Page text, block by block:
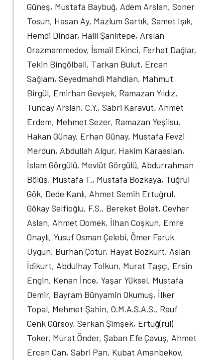
Güneş, Mustafa Baybuğ, Adem Arslan, Soner
Tosun, Hasan Ay, Mazlum Sartık, Samet Işık,
Hemdi Dindar, Halil Şanlıtepe, Arslan
Orazmammedov, İsmail Ekinci, Ferhat Dağlar,
Tekin Bingölbali, Tarkan Bulut, Ercan
Sağlam, Seyedmahdi Mahdian, Mahmut
Birgül, Emirhan Gevşek, Ramazan Yıldız,
Tuncay Arslan, C.Y., Sabri Karavut, Ahmet
Erdem, Mehmet Sezer, Ramazan Yeşilsu,
Hakan Günay, Erhan Günay, Mustafa Fevzi
Merdun, Abdullah Algur, Hakim Karaaslan,
İslam Görgülü, Mevlüt Görgülü, Abdurrahman
Bölüş, Mustafa T., Mustafa Bozkaya, Tuğrul
Gök, Dede Kanlı, Ahmet Semih Ertuğrul,
Gökay Selfioğlu, F.S., Bereket Bolat, Cevher
Aslan, Ahmet Domek, İlhan Coşkun, Emre
Onaylı, Yusuf Osman Çelebi, Ömer Faruk
Uygun, Burhan Çotur, Hayat Bozkurt, Aslan
İdikurt, Abdulhay Tolkun, Murat Taşçı, Ersin
Engin, Kenan İnce, Yaşar Yüksel, Mustafa
Demir, Bayram Bünyamin Okumuş, İlker
Topal, Mehmet Şahin, O.M.A.S.A.S., Rauf
Cenk Gürsoy, Serkan Şimşek, Ertuğ(rul)
Toker, Murat Önder, Şaban Efe Çavuş, Ahmet
Ercan Can, Sabri Pan, Kubat Amanbekov,